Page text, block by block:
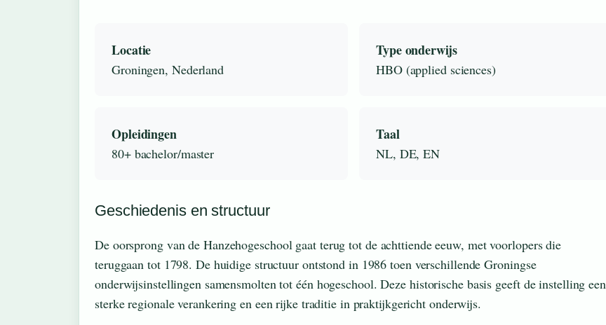
Locatie
Groningen, Nederland
Type onderwijs
HBO (applied sciences)
Opleidingen
80+ bachelor/master
Taal
NL, DE, EN
Geschiedenis en structuur
De oorsprong van de Hanzehogeschool gaat terug tot de achttiende eeuw, met voorlopers die
teruggaan tot 1798. De huidige structuur ontstond in 1986 toen verschillende Groningse
onderwijsinstellingen samensmolten tot één hogeschool. Deze historische basis geeft de instelling een
sterke regionale verankering en een rijke traditie in praktijkgericht onderwijs.